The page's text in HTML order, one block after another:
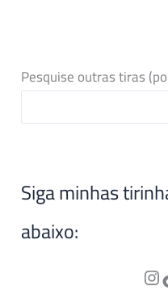
Pesquise outras tiras
Siga minhas
abaixo: